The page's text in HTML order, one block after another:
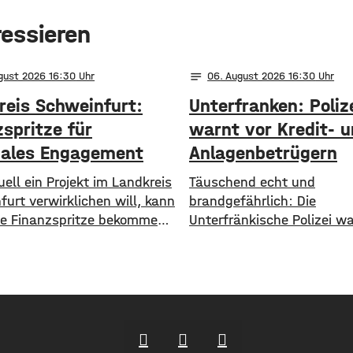
2026 16:30
Schweinfurt:
für
Engagement
ein Projekt im Landkreis
verwirklichen will, kann
Finanzspritze bekommen.
Bewerben können sich
notes 06. August 2026 16:30
Unterfranken:
warnt vor Kredit-
Anlagenbetrügern
​​Täuschend echt und
brandgefährlich: Die
Unterfränkische Polizei
setzen. ​Demnach
Region um ihr Erspartes